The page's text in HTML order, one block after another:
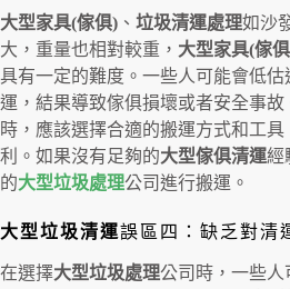
大型家具(傢俱) 、 垃圾清運處理如沙
大，重量也相對較重， 大型家具(傢
具有一定的難度。一些人可能會低
運，結果導致傢俱損壞或者安全事
時，應該選擇合適的搬運方式和工
利。如果沒有足夠的大型傢俱清運經
的大型垃圾處理公司進行搬運。
大型垃圾清運誤區四：缺乏對清
在選擇大型垃圾處理公司時，一些人